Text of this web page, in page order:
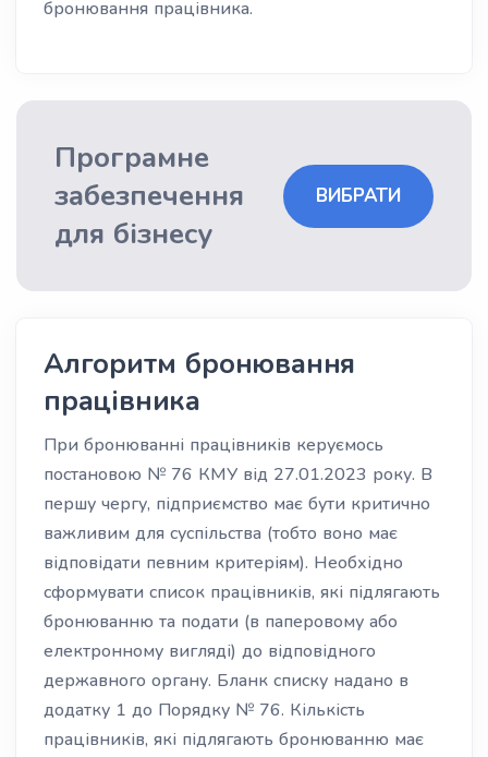
бронювання працівника.
Програмне
забезпечення
для бізнесу
ВИБРАТИ
Алгоритм бронювання
працівника
При бронюванні працівників керуємось
постановою № 76 КМУ від 27.01.2023 року. В
першу чергу, підприємство має бути критично
важливим для суспільства (тобто воно має
відповідати певним критеріям). Необхідно
сформувати список працівників, які підлягають
бронюванню та подати (в паперовому або
електронному вигляді) до відповідного
державного органу. Бланк списку надано в
додатку 1 до Порядку № 76. Кількість
працівників, які підлягають бронюванню має